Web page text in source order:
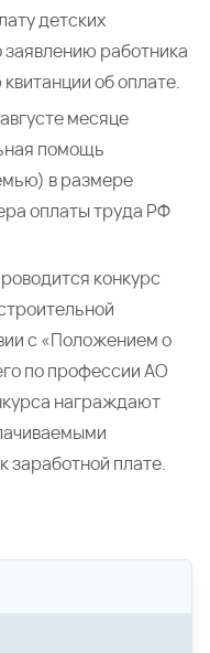
детских
работника
об оплате.
месяце
помощь
в размере
оплаты труда РФ
конкурс
с «Положением о
по профессии АО
награждают
заработной плате.